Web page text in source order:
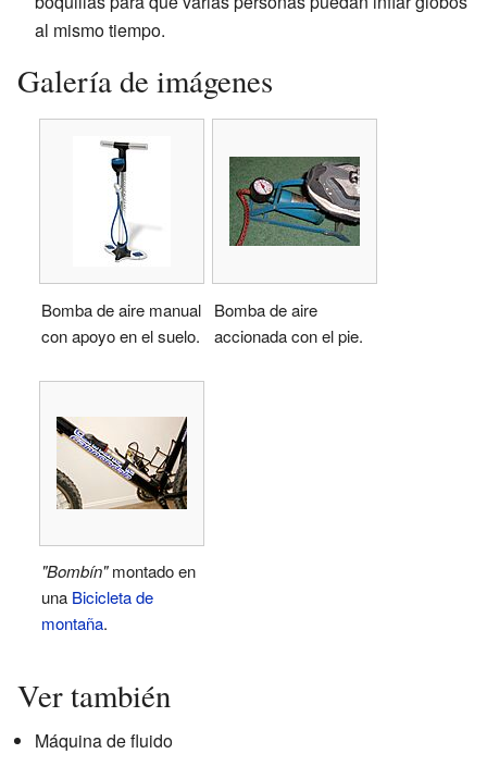
al mismo tiempo.
Galería de imágenes
Bomba de aire manual
con apoyo en el suelo.
Bomba de aire
accionada con el pie.
"Bombín"montado en
una Bicicleta de
montaña.
Ver también
Máquina de fluido